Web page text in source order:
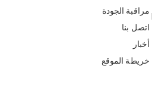
مراقبة الجودة
اتصل بنا
أخبار
خريطة الموقع